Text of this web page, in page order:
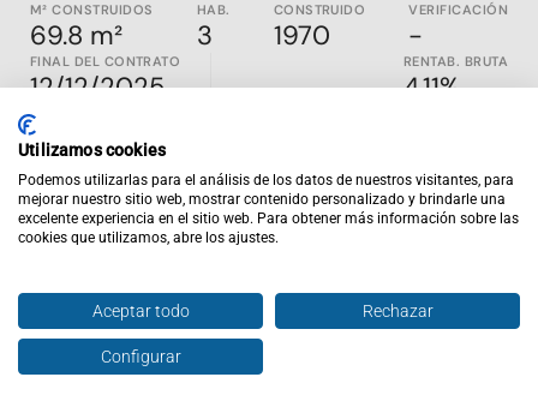
M² CONSTRUIDOS
69.8 m²
HAB.
3
CONSTRUIDO
1970
VERIFICACIÓN
-
FINAL DEL CONTRATO
12/12/2025
RENTAB. BRUTA
4.11%
SOLO INVERSORES - INMUEBLE ALQUILADO
Propiedad con inquilinos construida en el 1970 en Barcelona,
Barcelona. Es un piso sobreático que cuenta con 60,70m2
útiles
rentabilidad en todo el país. Todos los activos publicados
son en EXCLUSIVA y están alquilados y al día de pago. Si
entras en la web tendrás acceso al contrato de alquiler
vigente, renta mensual, rentabilidad y un completo análisis
Utilizamos cookies
Podemos utilizarlas para el análisis de los datos de nuestros visitantes, para
mejorar nuestro sitio web, mostrar contenido personalizado y brindarle una
excelente experiencia en el sitio web. Para obtener más información sobre las
cookies que utilizamos, abre los ajustes.
Aceptar todo Rechazar
Configurar